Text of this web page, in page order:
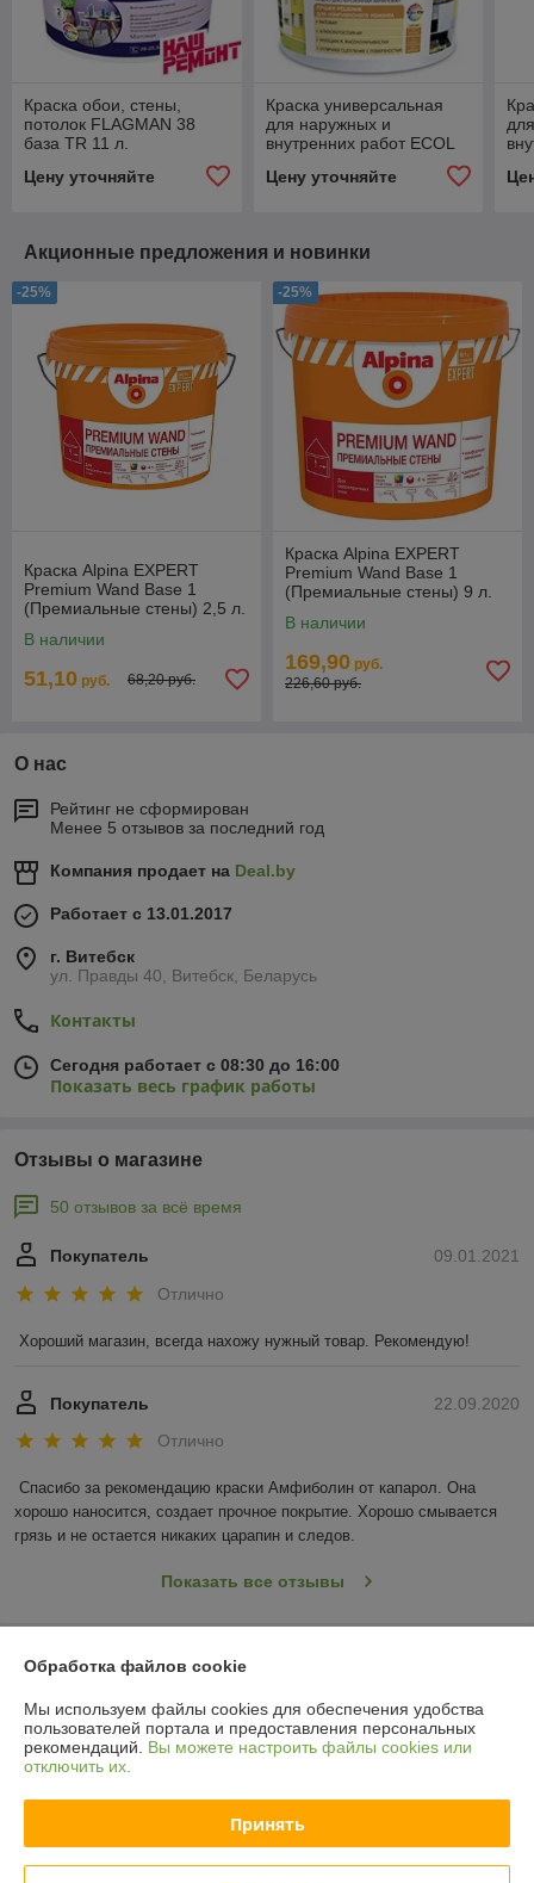
Краска обои, стены,
потолок FLAGMAN 38
база TR 11 л.
Цену уточняйте
Краска универсальная
для наружных и
внутренних работ ECOL
33 белая матовая 11 л.
Цену уточняйте
Акционные предложения и новинки
-25%
Краска Alpina EXPERT
Premium Wand Base 1
(Премиальные стены) 2,5 л.
В наличии
51,10 руб. 68,20 руб.
-25%
Краска Alpina EXPERT
Premium Wand Base 1
(Премиальные стены) 9 л.
В наличии
169,90 руб.
226,60 руб.
О нас
Рейтинг не сформирован
Менее 5 отзывов за последний год
Компания продает на Deal.by
Работает с 13.01.2017
г. Витебск
ул. Правды 40, Витебск, Беларусь
Контакты
Сегодня работает с 08:30 до 16:00
Показать весь график работы
Отзывы о магазине
50 отзывов за всё время
09.01.2021
Покупатель
Отлично
Хороший магазин, всегда нахожу нужный товар. Рекомендую!
22.09.2020
Покупатель
Отлично
Спасибо за рекомендацию краски Амфиболин от капарол. Она
хорошо наносится, создает прочное покрытие. Хорошо смывается
грязь и не остается никаких царапин и следов.
Показать все отзывы
О нас
Контакты
Доставка и оплата
Обработка файлов cookie
Мы используем файлы cookies для обеспечения удобства
пользователей портала и предоставления персональных
рекомендаций. Вы можете настроить файлы cookies или
отключить их.
Принять